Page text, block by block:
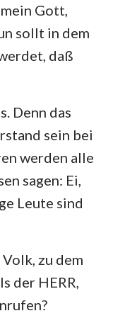
Gott,
sollt in dem
daß
Denn das
sein bei
werden alle
sagen: Ei,
Leute sind
zu dem
der HERR,